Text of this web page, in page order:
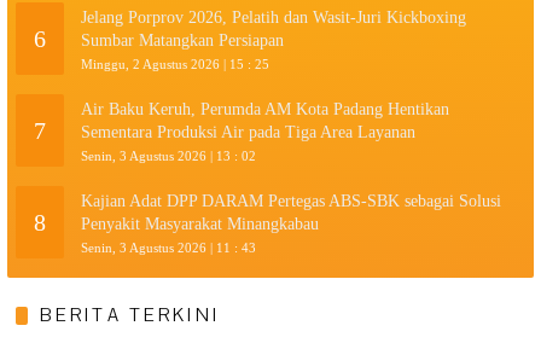
6
Jelang Porprov 2026, Pelatih dan Wasit-Juri Kickboxing
Sumbar Matangkan Persiapan
Minggu, 2 Agustus 2026 | 15 : 25
7
Air Baku Keruh, Perumda AM Kota Padang Hentikan
Sementara Produksi Air pada Tiga Area Layanan
Senin, 3 Agustus 2026 | 13 : 02
8
Kajian Adat DPP DARAM Pertegas ABS-SBK sebagai Solusi
Penyakit Masyarakat Minangkabau
Senin, 3 Agustus 2026 | 11 : 43
BERITA TERKINI